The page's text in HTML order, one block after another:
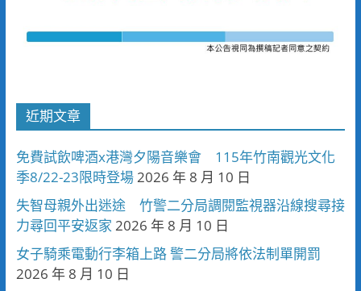
近期文章
免費試飲啤酒x港灣夕陽音樂會 115年竹南觀光文化
季8/22-23限時登場 2026 年 8 月 10 日
失智母親外出迷途 竹警二分局調閱監視器沿線搜尋接
力尋回平安返家 2026 年 8 月 10 日
女子騎乘電動行李箱上路 警二分局將依法制單開罰
2026 年 8 月 10 日